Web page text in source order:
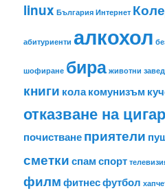
linux България Интернет
абитуриенти алкохол
шофиране бира животни
книги колакомунизъм
отказване на
почистванеприятели
сметкиспамспорт
филмфитнесфутбол